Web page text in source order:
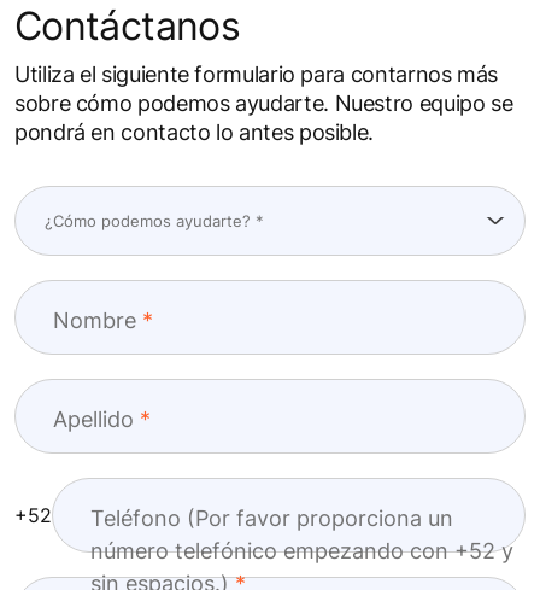
Contáctanos
Utiliza el siguiente formulario para contarnos más
sobre cómo podemos ayudarte. Nuestro equipo se
pondrá en contacto lo antes posible.
Nombre
Apellido
Teléfono (Por favor proporciona un
número telefónico empezando con +52 y
sin espacios.)
+52